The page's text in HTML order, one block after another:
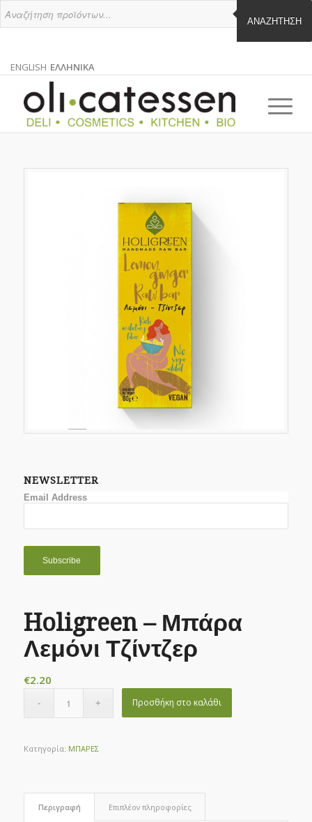
ΑΝΑΖΉΤΗΣΗ
ENGLISH
ΑΓΓΛΙΚΑ
ΕΛΛΗΝΙΚΑ
ΕΛΛΗΝΙΚΑ
EL
NEWSLETTER
Email Address
Holigreen – Μπάρα
Λεμόνι Τζίντζερ
€2.20
Προσθήκη στο καλάθι
Κατηγορία: ΜΠΑΡΕΣ
Περιγραφή Επιπλέον πληροφορίες